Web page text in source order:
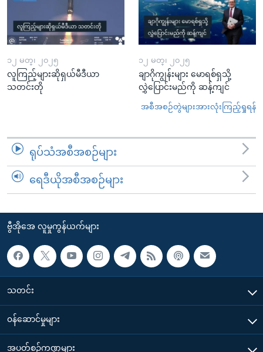
၁၂ မတ္၊ ၂၀၂၅
လူကြည့်များဆိုရှယ်မီဒီယာ
သတင်းတို
၁၂ မတ္၊ ၂၀၂၅
ချာဂိုကျွန်းများ မောရစ်ရှသို့
လွှဲပြောင်းမည်ကို ဆန့်ကျင်
အစီအစဉ်တွဲများအားလုံးကြည့်ရှုရန်
ရုပ်သံအစီအစဉ်များ
ရေဒီယိုအစီအစဉ်များ
ဗွီအိုအေ လူမှုကွန်ယက်များ
သတင်း
၀န်ဆောင်မှုများ
အပတ်စဉ်ကဏ္ဍများ